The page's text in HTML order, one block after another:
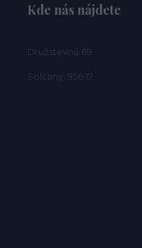
Kde nás nájdete
Družstevná 69
Solčany, 956 17